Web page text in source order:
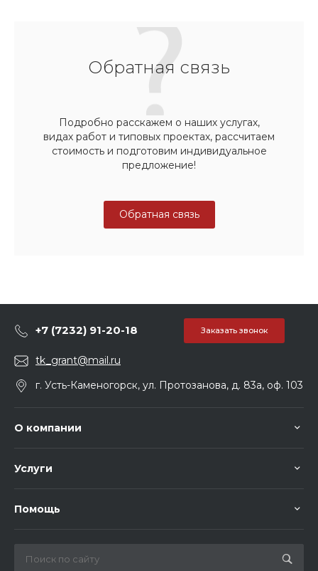
Обратная связь
Подробно расскажем о наших услугах,
видах работ и типовых проектах, рассчитаем
стоимость и подготовим индивидуальное
предложение!
Обратная связь
+7 (7232) 91-20-18 Заказать звонок
tk_grant@mail.ru
г. Усть-Каменогорск, ул. Протозанова, д. 83а, оф. 103
О компании
Услуги
Помощь